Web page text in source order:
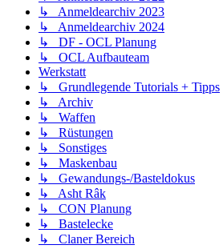
↳ Anmeldearchiv 2023
↳ Anmeldearchiv 2024
↳ DF - OCL Planung
↳ OCL Aufbauteam
Werkstatt
↳ Grundlegende Tutorials + Tipps
↳ Archiv
↳ Waffen
↳ Rüstungen
↳ Sonstiges
↳ Maskenbau
↳ Gewandungs-/Basteldokus
↳ Asht Râk
↳ CON Planung
↳ Bastelecke
↳ Claner Bereich